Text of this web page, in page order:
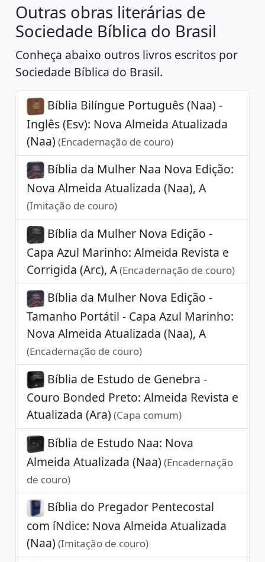
Outras obras literárias de
Sociedade Bíblica do Brasil
Conheça abaixo outros livros escritos por
Sociedade Bíblica do Brasil.
Bíblia Bilíngue Português (Naa) -
Inglês (Esv): Nova Almeida Atualizada
(Naa) (Encadernação de couro)
Bíblia da Mulher Naa Nova Edição:
Nova Almeida Atualizada (Naa), A
(Imitação de couro)
Bíblia da Mulher Nova Edição -
Capa Azul Marinho: Almeida Revista e
Corrigida (Arc), A(Encadernação de couro)
Bíblia da Mulher Nova Edição -
Tamanho Portátil - Capa Azul Marinho:
Nova Almeida Atualizada (Naa), A
(Encadernação de couro)
Bíblia de Estudo de Genebra -
Couro Bonded Preto: Almeida Revista e
Atualizada (Ara) (Capa comum)
Bíblia de Estudo Naa: Nova
Almeida Atualizada (Naa) (Encadernação
de couro)
Bíblia do Pregador Pentecostal
com íNdice: Nova Almeida Atualizada
(Naa) (Imitação de couro)